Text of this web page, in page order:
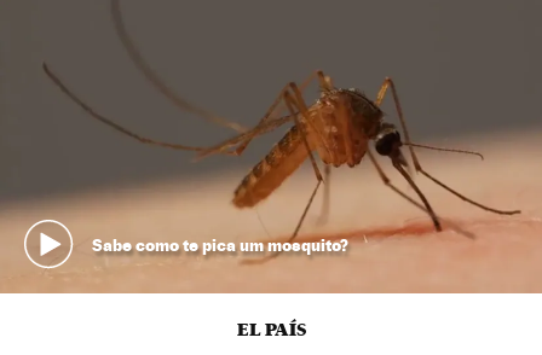
Sabe como te pica um mosquito?
EL PAÍS